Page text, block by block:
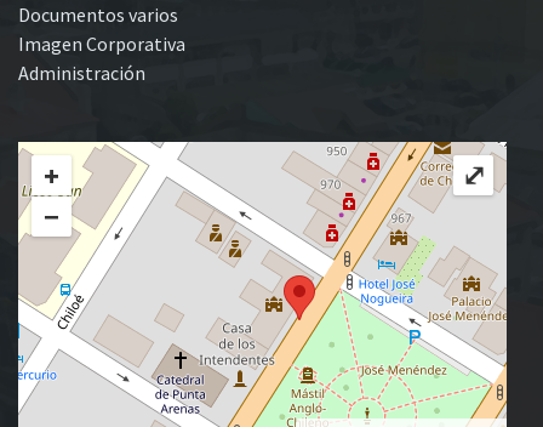
Documentos varios
Imagen Corporativa
Administración
+
−
⤢